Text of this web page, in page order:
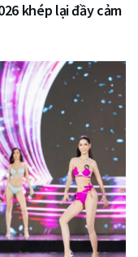
khép lại đầy cảm